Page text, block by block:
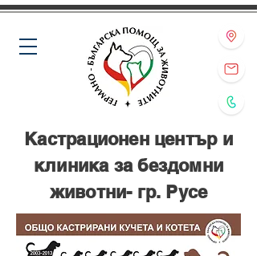
Кастрационен център и
клиника за бездомни
животни- гр. Русе